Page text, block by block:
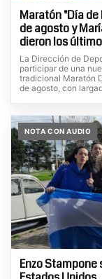
Maratón "Día
de agosto y
dieron los
La Dirección de
participar de una
tradicional Maratón
de agosto, con
NOTA CON AUDIO
Enzo